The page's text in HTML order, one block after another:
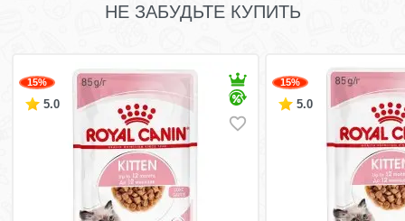
НЕ ЗАБУДЬТЕ КУПИТЬ
15%
5.0
15%
5.0